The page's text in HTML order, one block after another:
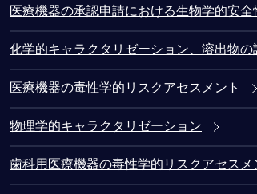
医療機器の承認申請における生物学的安全
化学的キャラクタリゼーション、溶出物の
医療機器の毒性学的リスクアセスメント
物理学的キャラクタリゼーション
歯科用医療機器の毒性学的リスクアセスメ